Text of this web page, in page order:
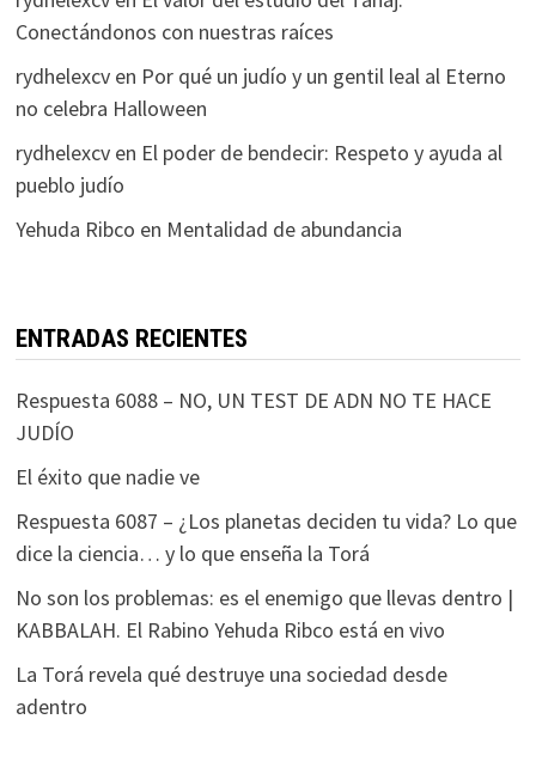
Conectándonos con nuestras raíces
rydhelexcven Por qué un judío y un gentil leal al Eterno
no celebra Halloween
rydhelexcven El poder de bendecir: Respeto y ayuda al
pueblo judío
Yehuda Ribco en Mentalidad de abundancia
ENTRADAS RECIENTES
Respuesta 6088 – NO, UN TEST DE ADN NO TE HACE
JUDÍO
El éxito que nadie ve
Respuesta 6087 – ¿Los planetas deciden tu vida? Lo que
dice la ciencia… y lo que enseña la Torá
No son los problemas: es el enemigo que llevas dentro |
KABBALAH. El Rabino Yehuda Ribco está en vivo
La Torá revela qué destruye una sociedad desde
adentro